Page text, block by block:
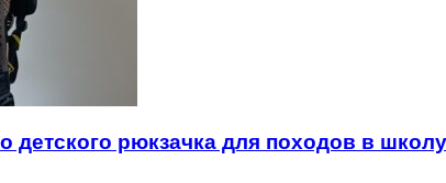
детского рюкзачка для походов в школу